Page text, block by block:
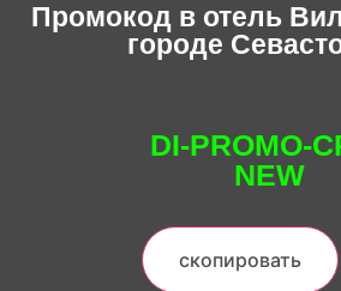
Промокод в отель
городе
DI-PROMO-
NEW
скопировать